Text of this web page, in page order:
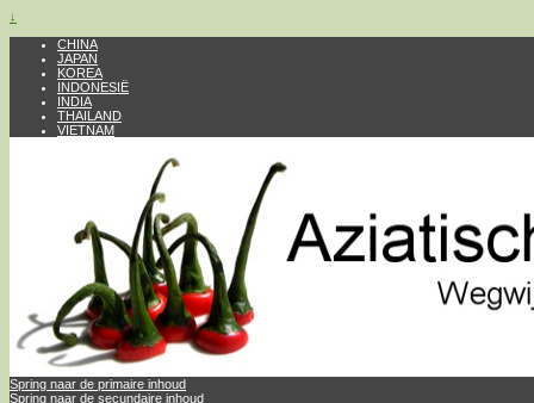
↓
CHINA
JAPAN
KOREA
INDONESIË
INDIA
THAILAND
VIETNAM
Spring naar de primaire inhoud
Spring naar de secundaire inhoud